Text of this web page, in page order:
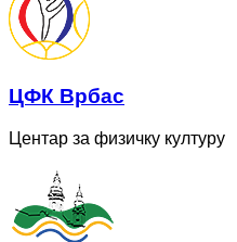
ЦФК Врбас
Центар за физичку културу